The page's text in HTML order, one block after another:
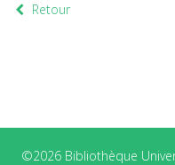
Retour
©2026 Bibliothèque